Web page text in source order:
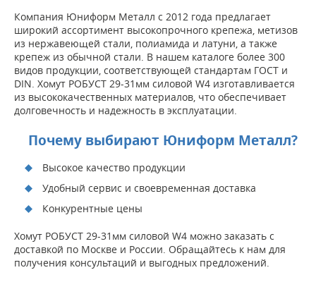
Компания Юниформ Металл с 2012 года предлагает
широкий ассортимент высокопрочного крепежа, метизов
из нержавеющей стали, полиамида и латуни, а также
крепеж из обычной стали. В нашем каталоге более 300
видов продукции, соответствующей стандартам ГОСТ и
DIN. Хомут РОБУСТ 29-31мм силовой W4 изготавливается
из высококачественных материалов, что обеспечивает
долговечность и надежность в эксплуатации.
Почему выбирают Юниформ Металл?
Высокое качество продукции
Удобный сервис и своевременная доставка
Конкурентные цены
Хомут РОБУСТ 29-31мм силовой W4 можно заказать с
доставкой по Москве и России. Обращайтесь к нам для
получения консультаций и выгодных предложений.